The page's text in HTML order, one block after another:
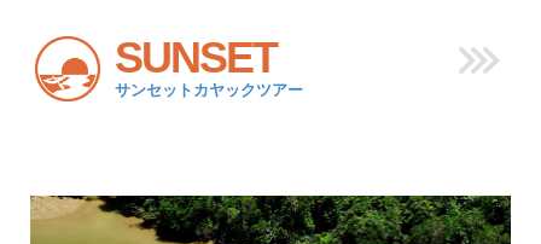
SUNSET
サンセットカヤックツアー